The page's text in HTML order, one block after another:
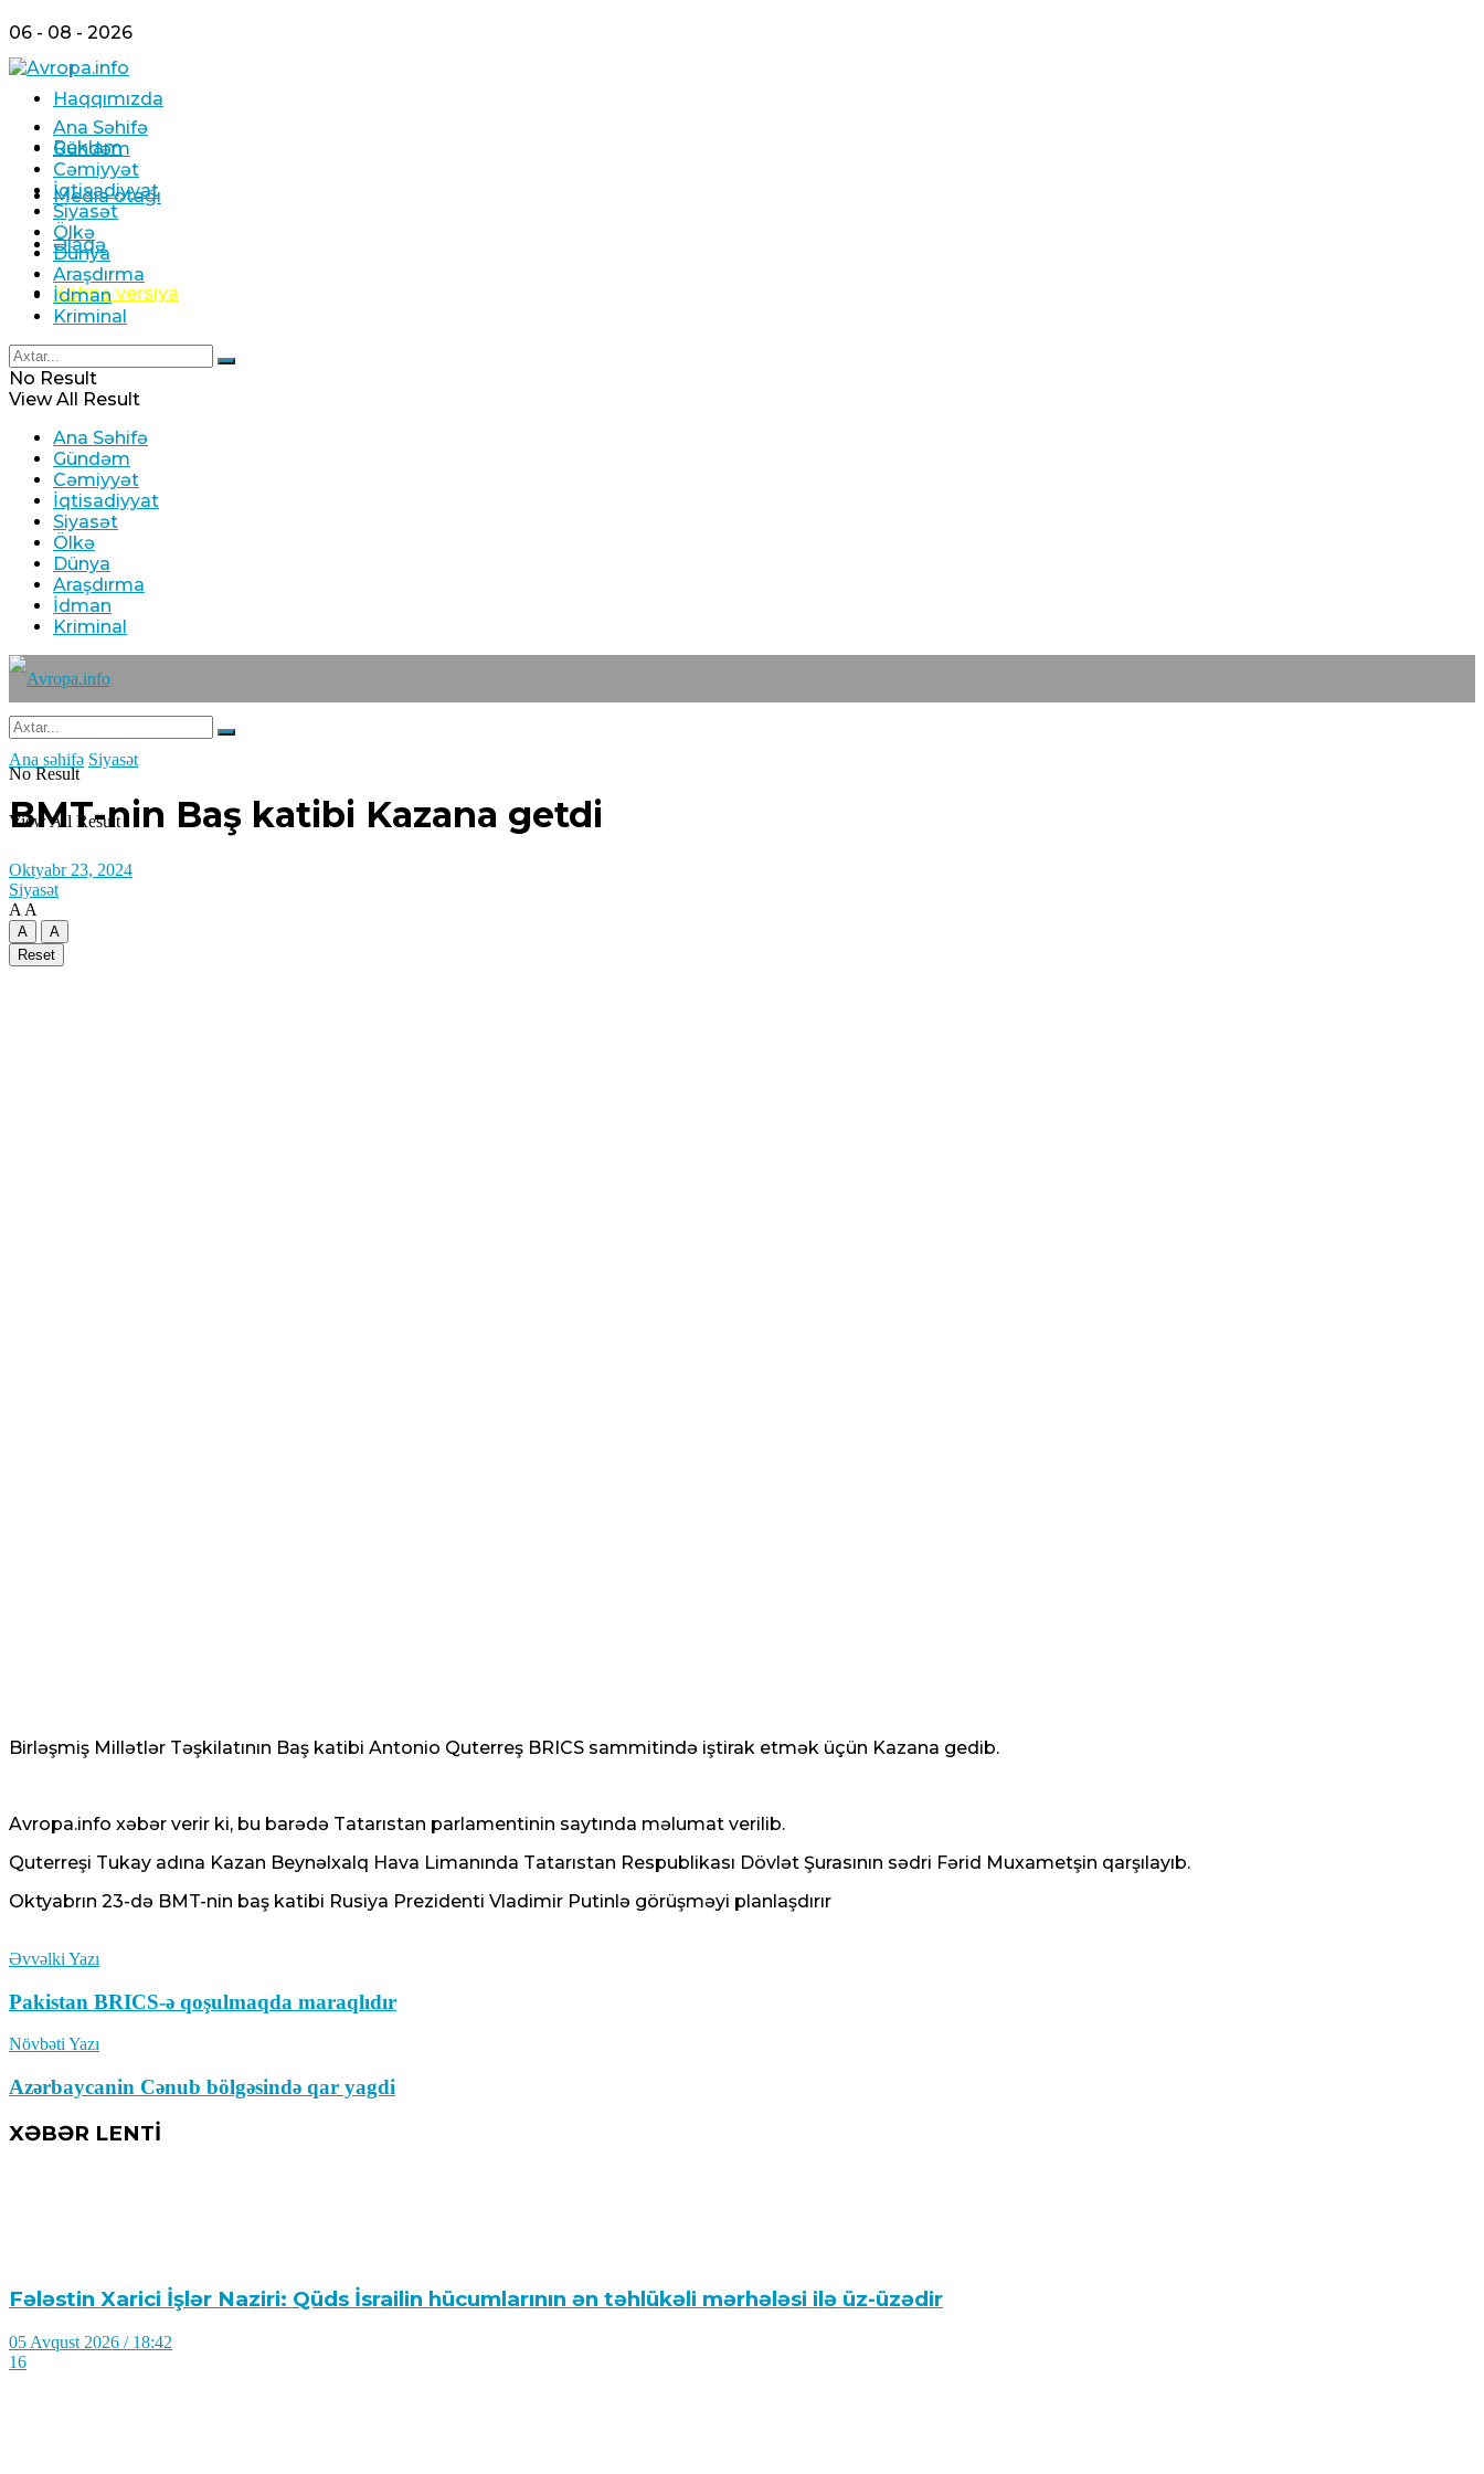
06 - 08 - 2026
Haqqımızda
Reklam
Media otağı
Əlaqə
Köhnə versiya
Ana Səhifə
Gündəm
Cəmiyyət
İqtisadiyyat
Siyasət
Ölkə
Dünya
Araşdırma
İdman
Kriminal
No Result
View All Result
Ana Səhifə
Gündəm
Cəmiyyət
İqtisadiyyat
Siyasət
Ölkə
Dünya
Araşdırma
İdman
Kriminal
No Result
View All Result
Ana səhifə Siyasət
BMT-nin Baş katibi Kazana getdi
Oktyabr 23, 2024
Siyasət
A A
A
A
Reset
Birləşmiş Millətlər Təşkilatının Baş katibi Antonio Quterreş BRICS sammitində iştirak etmək üçün Kazana gedib.
Avropa.info xəbər verir ki, bu barədə Tatarıstan parlamentinin saytında məlumat verilib.
Quterreşi Tukay adına Kazan Beynəlxalq Hava Limanında Tatarıstan Respublikası Dövlət Şurasının sədri Fərid Muxametşin qarşılayıb.
Oktyabrın 23-də BMT-nin baş katibi Rusiya Prezidenti Vladimir Putinlə görüşməyi planlaşdırır
Əvvəlki Yazı
Pakistan BRICS-ə qoşulmaqda maraqlıdır
Növbəti Yazı
Azərbaycanin Cənub bölgəsində qar yagdi
XƏBƏR LENTİ
Fələstin Xarici İşlər Naziri: Qüds İsrailin hücumlarının ən təhlükəli mərhələsi ilə üz-üzədir
05 Avqust 2026 / 18:42
16